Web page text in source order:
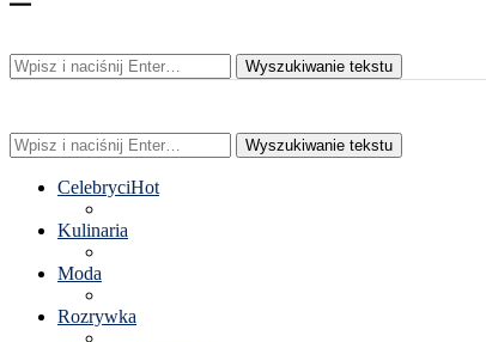
Wyszukiwanie tekstu
Wyszukiwanie tekstu
CelebryciHot
Kulinaria
Moda
Rozrywka